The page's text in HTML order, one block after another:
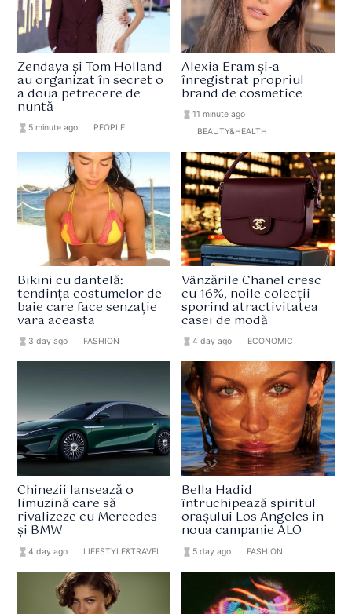
Zendaya și Tom Holland
au organizat în secret o
a doua petrecere de
nuntă
hourglass_full 5 minute ago PEOPLE
Alexia Eram și-a
înregistrat propriul
brand de cosmetice
hourglass_full 11 minute ago
BEAUTY&HEALTH
Bikini cu dantelă:
tendința costumelor de
baie care face senzație
vara aceasta
hourglass_full 3 day ago FASHION
Vânzările Chanel cresc
cu 16%, noile colecții
sporind atractivitatea
casei de modă
hourglass_full 4 day ago ECONOMIC
Chinezii lansează o
limuzină care să
rivalizeze cu Mercedes
și BMW
hourglass_full4 day ago LIFESTYLE&TRAVEL
Bella Hadid
întruchipează spiritul
orașului Los Angeles în
noua campanie ALO
hourglass_full 5 day ago FASHION